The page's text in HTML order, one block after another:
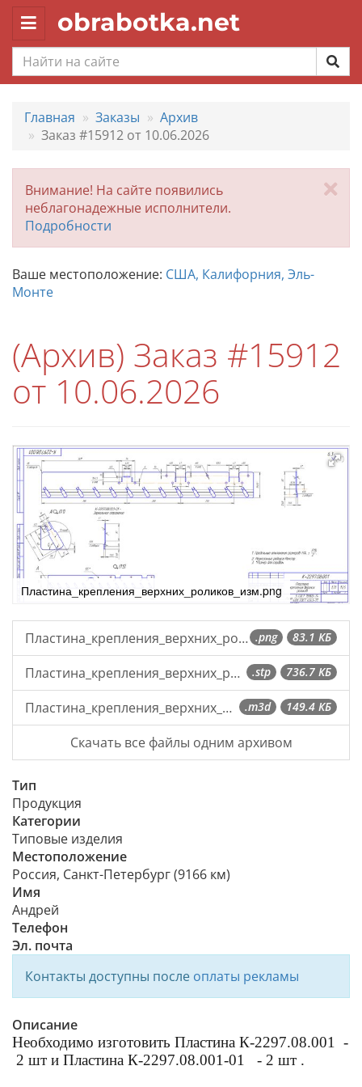
Toggle
navigation
obrabotka.net
Главная Заказы
Архив
Заказ #15912 от 10.06.2026
Внимание! На сайте появились
неблагонадежные исполнители.
Подробности
Ваше местоположение: США, Калифорния, Эль-
Монте
(Архив) Заказ #15912
от 10.06.2026
Пластина_крепления_верхних_роликов_изм.png
83.1 КБ
.png
Пластина_крепления_верхних_роликов_изм.png
736.7 КБ
.stp
Пластина_крепления_верхних_роликов.stp
149.4 КБ
.m3d
Пластина_крепления_верхних_роликов.m3d
Скачать все файлы одним архивом
Тип
Продукция
Категории
Типовые изделия
Местоположение
Россия, Санкт-Петербург (9166 км)
Имя
Андрей
Телефон
Эл. почта
Контакты доступны после оплаты рекламы
Описание
Необходимо изготовить Пластина К-2297.08.001 -
2 шт и Пластина К-2297.08.001-01 - 2 шт .